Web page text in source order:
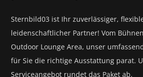
Sternbild03 ist Ihr zuverlässiger,
leidenschaftlicher Partner! Vom
Outdoor Lounge Area, unser
für Sie die richtige Ausstattung parat.
Serviceangebot rundet das Paket ab.